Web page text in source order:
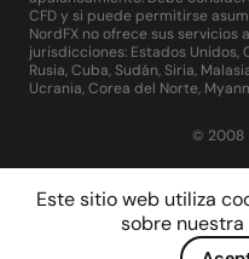
Este sitio web utiliza
sobre nuestra
CFD y si puede permitirse
NordFX no ofrece sus
jurisdicciones: Estados Unidos,
Rusia, Cuba, Sudán, Siria,
Ucrania, Corea del Norte,
© 2008